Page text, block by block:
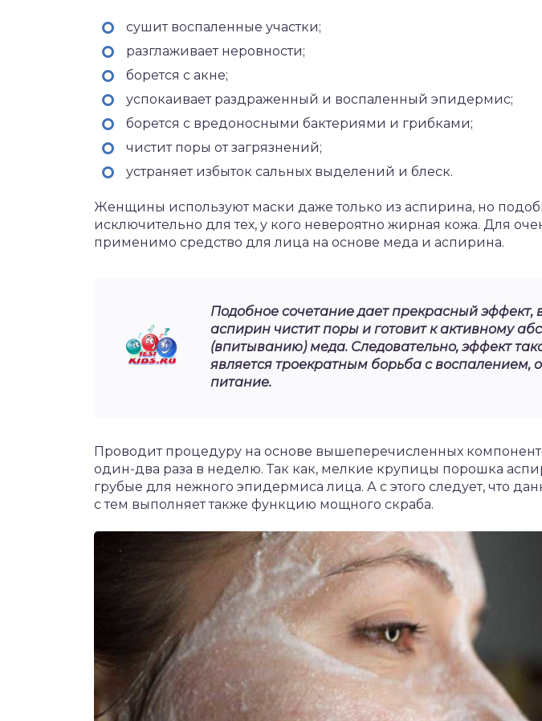
сушит воспаленные участки;
разглаживает неровности;
борется с акне;
успокаивает раздраженный и воспаленный эпидермис;
борется с вредоносными бактериями и грибками;
чистит поры от загрязнений;
устраняет избыток сальных выделений и блеск.
Женщины используют маски даже только из аспирина, но
исключительно для тех, у кого невероятно жирная кожа. Для
применимо средство для лица на основе меда и аспирина.
Подобное сочетание дает прекрасный эффект, в
аспирин чистит поры и готовит к активному
(впитыванию) меда. Следовательно, эффект
является троекратным борьба с воспалением,
питание.
Проводит процедуру на основе вышеперечисленных
один-два раза в неделю. Так как, мелкие крупицы порошка
грубые для нежного эпидермиса лица. А с этого следует, что
с тем выполняет также функцию мощного скраба.